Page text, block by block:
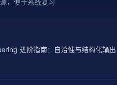
进阶指南：自洽性与结构化输出